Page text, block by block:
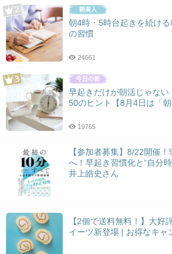
朝4時・5時台起きを続け
の習慣
24661
早起きだけが朝活じゃない
50のヒント【8月4日は「
19765
【参加者募集】8/22開催
へ！早起き習慣化と“自分
井上皓史さん
【2個で送料無料！】大好
イーツ新登場 | お得なキャ